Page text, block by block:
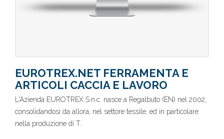
EUROTREX.NET FERRAMENTA E
ARTICOLI CACCIA E LAVORO
L'Azienda EUROTREX S.n.c. nasce a Regalbuto (EN) nel 2002,
consolidandosi da allora, nel settore tessile, ed in particolare
nella produzione di T..